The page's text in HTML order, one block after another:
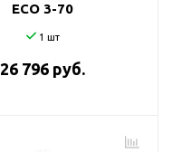
ECO 3-70
1 шт
26 796 руб.